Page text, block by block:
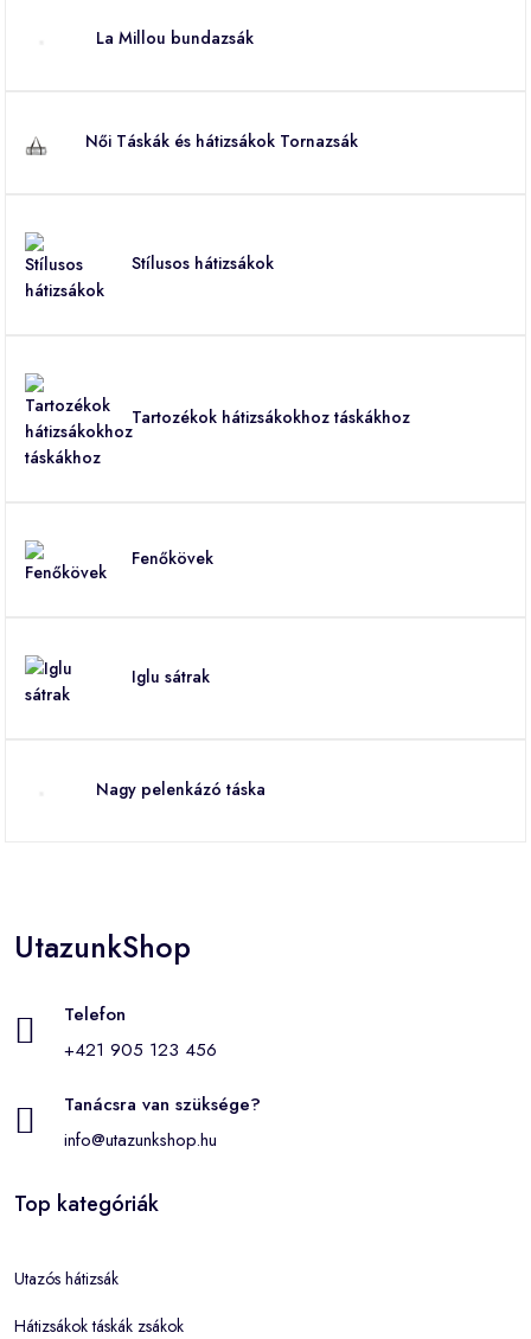
La Millou bundazsák
Női Táskák és hátizsákok Tornazsák
Stílusos hátizsákok
Tartozékok hátizsákokhoz táskákhoz
Fenőkövek
Iglu sátrak
Nagy pelenkázó táska
UtazunkShop
Telefon
+421 905 123 456
Tanácsra van szüksége?
info@utazunkshop.hu
Top kategóriák
Utazós hátizsák
Hátizsákok táskák zsákok